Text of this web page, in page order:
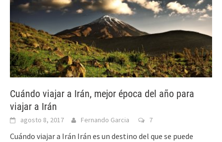
Cuándo viajar a Irán, mejor época del año para
viajar a Irán
agosto 8, 2017 Fernando Garcia 7
Cuándo viajar a Irán Irán es un destino del que se puede